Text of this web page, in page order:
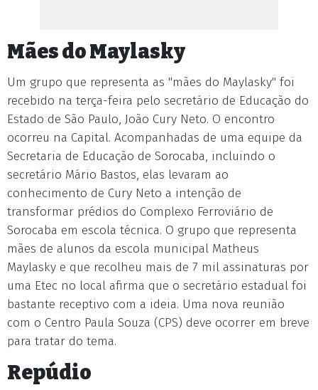
Mães do Maylasky
Um grupo que representa as "mães do Maylasky" foi
recebido na terça-feira pelo secretário de Educação do
Estado de São Paulo, João Cury Neto. O encontro
ocorreu na Capital. Acompanhadas de uma equipe da
Secretaria de Educação de Sorocaba, incluindo o
secretário Mário Bastos, elas levaram ao
conhecimento de Cury Neto a intenção de
transformar prédios do Complexo Ferroviário de
Sorocaba em escola técnica. O grupo que representa
mães de alunos da escola municipal Matheus
Maylasky e que recolheu mais de 7 mil assinaturas por
uma Etec no local afirma que o secretário estadual foi
bastante receptivo com a ideia. Uma nova reunião
com o Centro Paula Souza (CPS) deve ocorrer em breve
para tratar do tema.
Repúdio